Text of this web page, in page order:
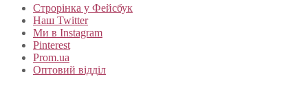
Строрінка у Фейсбук
Наш Twitter
Ми в Instagram
Pinterest
Prom.ua
Оптовий відділ